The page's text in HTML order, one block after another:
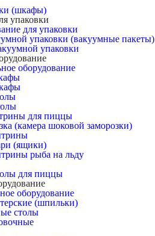
(шкафы)
упаковки
для упаковки
упаковки (вакуумные пакеты)
упаковки
оборудование
для пиццы
(камера шоковой заморозки)
(ящики)
рыба на льду
для пиццы
оборудование
(шпильки)
столы